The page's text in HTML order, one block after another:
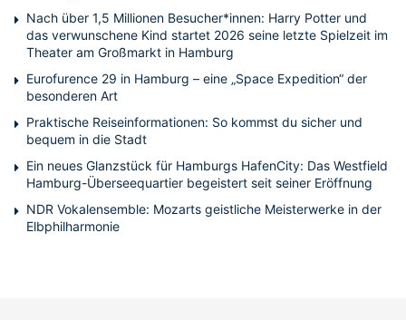
Nach über 1,5 Millionen Besucher*innen: Harry Potter und
das verwunschene Kind startet 2026 seine letzte Spielzeit im
Theater am Großmarkt in Hamburg
Eurofurence 29 in Hamburg – eine „Space Expedition“ der
besonderen Art
Praktische Reiseinformationen: So kommst du sicher und
bequem in die Stadt
Ein neues Glanzstück für Hamburgs HafenCity: Das Westfield
Hamburg-Überseequartier begeistert seit seiner Eröffnung
NDR Vokalensemble: Mozarts geistliche Meisterwerke in der
Elbphilharmonie